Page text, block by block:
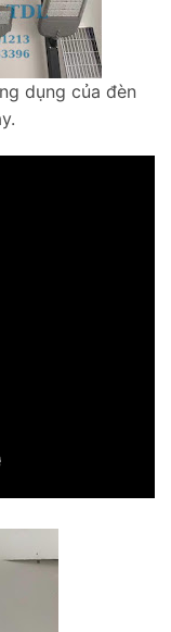
dụng của đèn